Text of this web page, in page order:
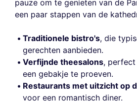
pauze om te genieten van de
een paar stappen van de
Traditionele bistro's, die
gerechten aanbieden.
Verfijnde theesalons,
een gebakje te proeven.
Restaurants met uitzicht op
voor een romantisch diner.